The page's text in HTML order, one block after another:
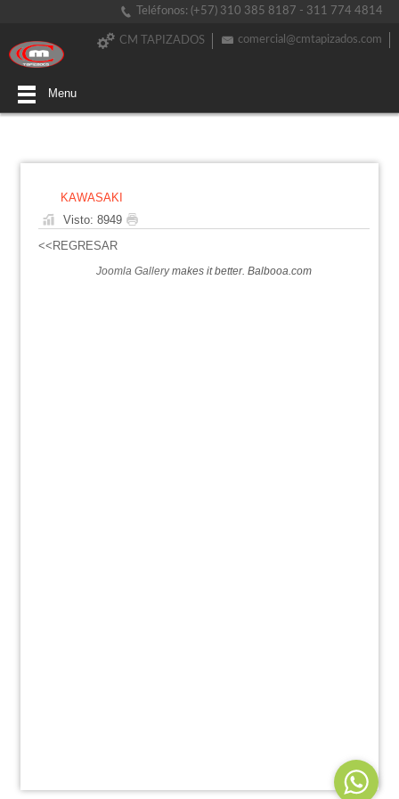
Teléfonos: (+57) 310 385 8187 - 311 774 4814
comercial@cmtapizados.com
CM TAPIZADOS
Menu
KAWASAKI
Visto: 8949
<<REGRESAR
Joomla Gallerymakes it better. Balbooa.com